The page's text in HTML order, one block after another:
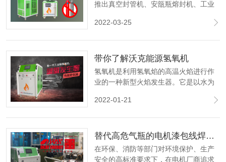
推出真空封管机、安瓿瓶熔封机、工业
并热销海内外多家国际知名企业与高
2022-03-25
带你了解沃克能源氢氧机
氢氧机是利用氢氧焰的高温火焰进行作
业的一种新型火焰发生器。它是以水为
气和氧气，以氢气为燃料，氧气助燃，
2022-01-21
替代高危气瓶的电机漆包线焊接新工艺
在环保、消防等部门对环境保护、生产
安全的高标准要求下，在电机厂商追求